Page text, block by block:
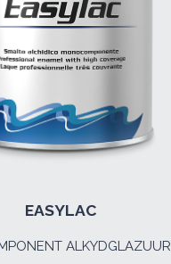
EASYLAC
ALKYDGLAZUUR